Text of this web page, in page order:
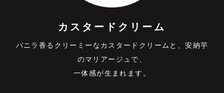
カスタードクリーム
バニラ⾹るクリーミーなカスタードクリームと、安納芋
のマリアージュで、
⼀体感が⽣まれます。